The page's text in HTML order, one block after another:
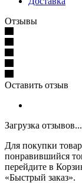
Отзывы
Оставить отзыв
Загрузка отзывов...
Для покупки
понравившийся
перейдите в
«Быстрый заказ».